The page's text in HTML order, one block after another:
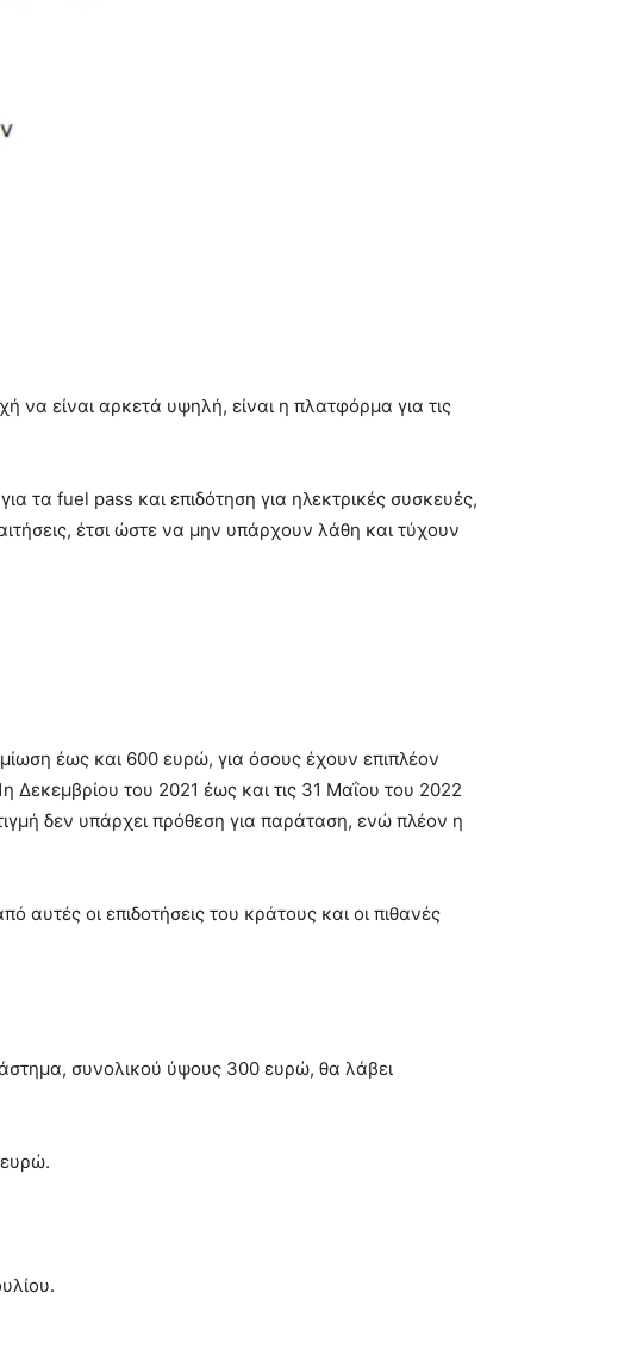
να είναι αρκετά υψηλή, είναι η πλατφόρμα για τις
τα fuel pass και επιδότηση για ηλεκτρικές συσκευές,
έτσι ώστε να μην υπάρχουν λάθη και τύχουν
έως και 600 ευρώ, για όσους έχουν επιπλέον
Δεκεμβρίου του 2021 έως και τις 31 Μαΐου του 2022
δεν υπάρχει πρόθεση για παράταση, ενώ πλέον η
οι επιδοτήσεις του κράτους και οι πιθανές
συνολικού ύψους 300 ευρώ, θα λάβει